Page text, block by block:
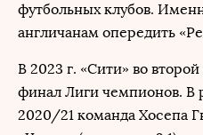
футбольных клубов.
англичанам опередить
В 2023 г. «Сити» во
финал Лиги чемпионов.
2020/21 команда Хосепа